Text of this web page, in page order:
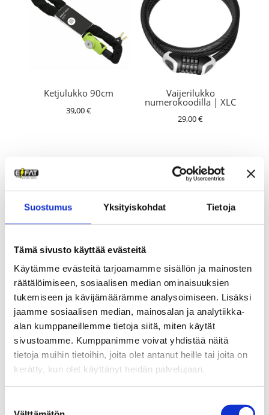
Suostumus Yksityiskohdat Tietoja
Tämä sivusto käyttää evästeitä
Käytämme evästeitä tarjoamamme sisällön ja mainosten
räätälöimiseen, sosiaalisen median ominaisuuksien
tukemiseen ja kävijämäärämme analysoimiseen. Lisäksi
jaamme sosiaalisen median, mainosalan ja analytiikka-
alan kumppaneillemme tietoja siitä, miten käytät
sivustoamme. Kumppanimme voivat yhdistää näitä
tietoja muihin tietoihin, joita olet antanut heille tai joita on
kerätty, kun olet käyttänyt heidän palvelujaan.
Ketjulukko 90cm
39,00€
Vaijerilukko
numerokoodilla | XLC
29,00€
Vaijerilukko avaimella |
XLC
29,00
U-lukko Vaijerilla |
Trelock U4 Flex